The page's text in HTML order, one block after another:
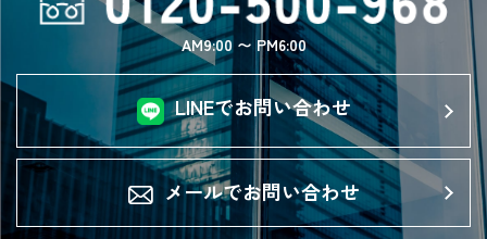
AM9:00 〜 PM6:00
LINEでお問い合わせ
メールでお問い合わせ